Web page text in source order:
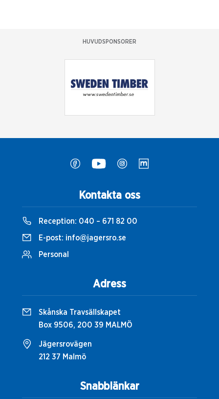
HUVUDSPONSORER
Snabblänkar
Kontakta oss
Reception: 040 – 671 82 00
E-post: info@jagersro.se
Personal
Adress
Skånska Travsällskapet
Box 9506, 200 39 MALMÖ
Jägersrovägen
212 37 Malmö